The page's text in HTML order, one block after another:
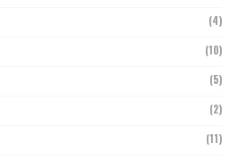
(4)
(10)
(5)
(2)
(11)